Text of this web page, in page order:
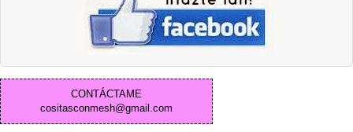
CONTÁCTAME
cositasconmesh@gmail.com